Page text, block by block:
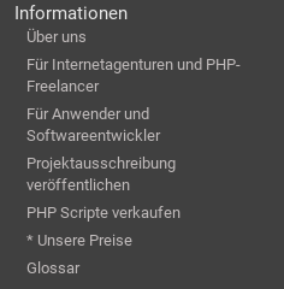
Informationen
Über uns
Für Internetagenturen und PHP-
Freelancer
Für Anwender und
Softwareentwickler
Projektausschreibung
veröffentlichen
PHP Scripte verkaufen
* Unsere Preise
Glossar